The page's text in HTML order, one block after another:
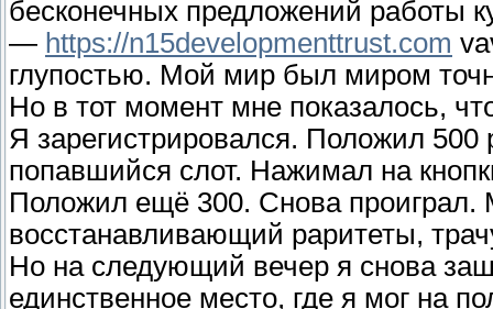
бесконечных предложений работы
— https://n15developmenttrust.com
глупостью. Мой мир был миром
Но в тот момент мне показалось,
Я зарегистрировался. Положил
попавшийся слот. Нажимал на
Положил ещё 300. Снова
восстанавливающий раритеты,
Но на следующий вечер я снова
единственное место, где я мог на